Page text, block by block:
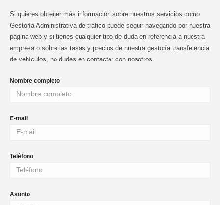
Si quieres obtener más información sobre nuestros servicios como
Gestoría Administrativa de tráfico puede seguir navegando por nuestra
página web y si tienes cualquier tipo de duda en referencia a nuestra
empresa o sobre las tasas y precios de nuestra gestoría transferencia
de vehículos, no dudes en contactar con nosotros.
Nombre completo
E-mail
Teléfono
Asunto